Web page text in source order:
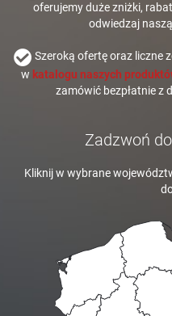
oferujemy duże zniżki,
odwiedzaj
Szeroką ofertę oraz liczne
w katalogu naszych
zamówić bezpłatnie z
Zadzwoń
Kliknij w wybrane